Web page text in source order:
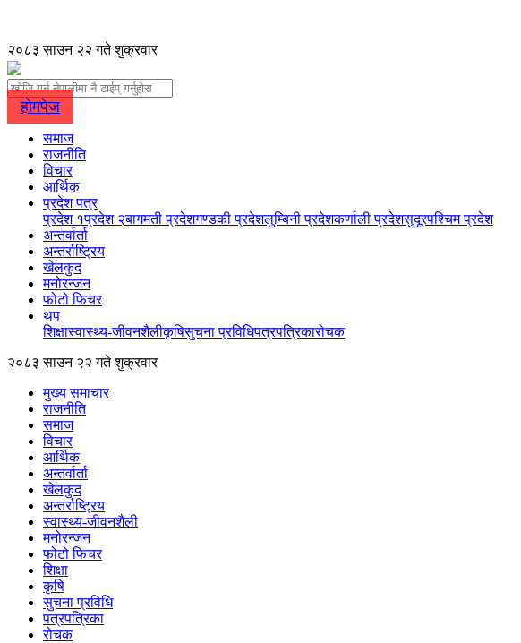
२०८३ साउन २२ गते शुक्रवार
होमपेज
समाज
राजनीति
विचार
आर्थिक
प्रदेश पत्र
प्रदेश १प्रदेश २बागमती प्रदेशगण्डकी प्रदेशलुम्बिनी प्रदेशकर्णाली प्रदेशसुदूरपश्चिम प्रदेश
अन्तर्वार्ता
अन्तर्राष्ट्रिय
खेलकुद
मनोरन्जन
फोटो फिचर
थप
शिक्षास्वास्थ्य-जीवनशैलीकृषिसुचना प्रविधिपत्रपत्रिकारोचक
२०८३ साउन २२ गते शुक्रवार
मुख्य समाचार
राजनीति
समाज
विचार
आर्थिक
अन्तर्वार्ता
खेलकुद
अन्तर्राष्ट्रिय
स्वास्थ्य-जीवनशैली
मनोरन्जन
फोटो फिचर
शिक्षा
कृषि
सुचना प्रविधि
पत्रपत्रिका
रोचक